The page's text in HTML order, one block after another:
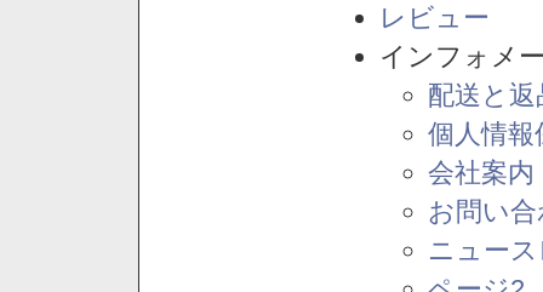
レビュー
インフォメ
配送と
個人情報
会社案内
お問い
ニュー